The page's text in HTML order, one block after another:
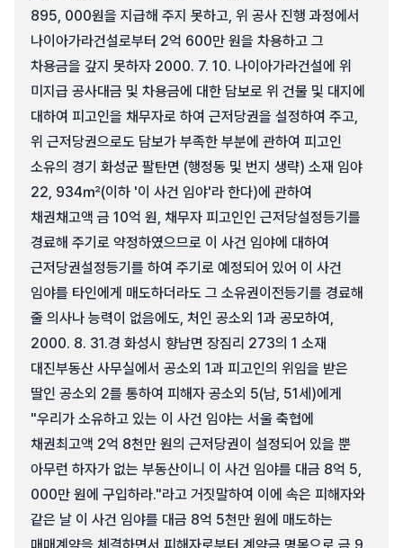
895, 000원을 지급해 주지 못하고, 위 공사 진행 과정에서
나이아가라건설로부터 2억 600만 원을 차용하고 그
차용금을 갚지 못하자 2000. 7. 10. 나이아가라건설에 위
미지급 공사대금 및 차용금에 대한 담보로 위 건물 및 대지에
대하여 피고인을 채무자로 하여 근저당권을 설정하여 주고,
위 근저당권으로도 담보가 부족한 부분에 관하여 피고인
소유의 경기 화성군 팔탄면 (행정동 및 번지 생략) 소재 임야
22, 934㎡(이하 '이 사건 임야'라 한다)에 관하여
채권채고액 금 10억 원, 채무자 피고인인 근저당설정등기를
경료해 주기로 약정하였으므로 이 사건 임야에 대하여
근저당권설정등기를 하여 주기로 예정되어 있어 이 사건
임야를 타인에게 매도하더라도 그 소유권이전등기를 경료해
줄 의사나 능력이 없음에도, 처인 공소외 1과 공모하여,
2000. 8. 31.경 화성시 향남면 장짐리 273의 1 소재
대진부동산 사무실에서 공소외 1과 피고인의 위임을 받은
딸인 공소외 2를 통하여 피해자 공소외 5(남, 51세)에게
"우리가 소유하고 있는 이 사건 임야는 서울 축협에
채권최고액 2억 8천만 원의 근저당권이 설정되어 있을 뿐
아무런 하자가 없는 부동산이니 이 사건 임야를 대금 8억 5,
000만 원에 구입하라."라고 거짓말하여 이에 속은 피해자와
같은 날 이 사건 임야를 대금 8억 5천만 원에 매도하는